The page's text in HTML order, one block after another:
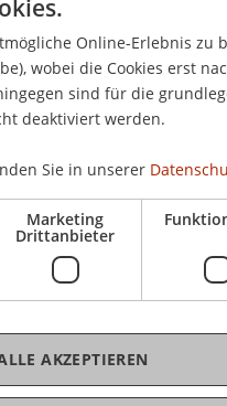
Brucker als
Einführung in das
der liechtensteinischen
statt.
Marée (H5,
lassen wir den
spannende
Online-Erlebnis zu
wobei die Cookies erst
sind für die
deaktiviert werden.
Sie in unserer
Marketing
Drittanbieter
AKZEPTIEREN